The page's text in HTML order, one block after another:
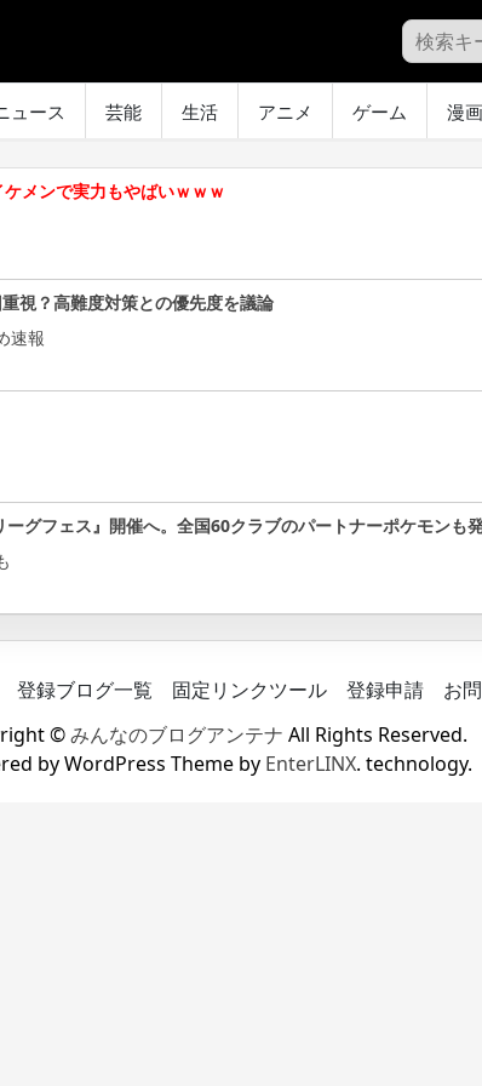
ュース 芸能 生活 アニメ ゲーム 漫画
メンで実力もやばいｗｗｗ
視？高難度対策との優先度を議論
速報
ーグフェス』開催へ。全国60クラブのパートナーポケモンも
登録ブログ一覧 固定リンクツール 登録申請
お
©みんなのブログアンテナ All Rights Reserved.
by WordPress Theme by EnterLINX. technology.